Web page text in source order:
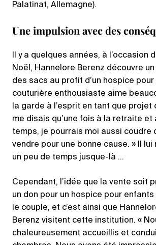
Palatinat, Allemagne).
Une impulsion avec des
Il y a quelques années, à l’occasion
Noël, Hannelore Berenz découvre
des sacs au profit d’un hospice
couturière enthousiaste aime
la garde à l’esprit en tant que projet
me disais qu’une fois à la retraite et
temps, je pourrais moi aussi coudre
vendre pour une bonne cause. » Il
un peu de temps jusque-là …
Cependant, l’idée que la vente soit
un don pour un hospice pour
le couple, et c’est ainsi que
Berenz visitent cette institution. «
chaleureusement accueillis et